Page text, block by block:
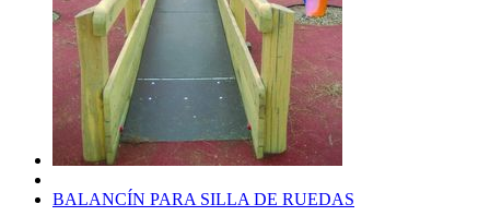
BALANCÍN PARA SILLA DE RUEDAS